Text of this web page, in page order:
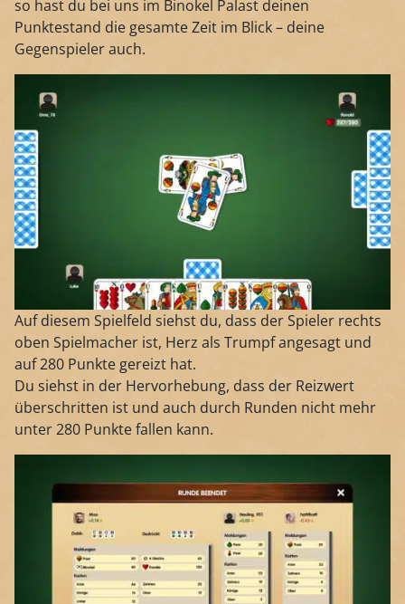
so hast du bei uns im Binokel Palast deinen
Punktestand die gesamte Zeit im Blick – deine
Gegenspieler auch.
Auf diesem Spielfeld siehst du, dass der Spieler rechts
oben Spielmacher ist, Herz als Trumpf angesagt und
auf 280 Punkte gereizt hat.
Du siehst in der Hervorhebung, dass der Reizwert
überschritten ist und auch durch Runden nicht mehr
unter 280 Punkte fallen kann.